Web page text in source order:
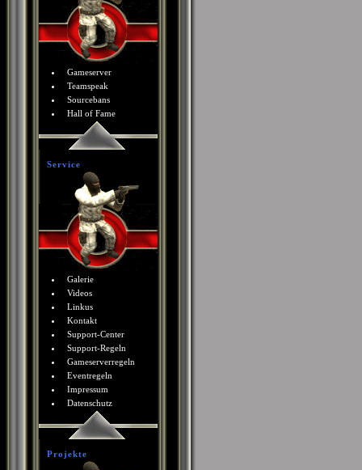
Gameserver
Teamspeak
Sourcebans
Hall of Fame
Service
Galerie
Videos
Linkus
Kontakt
Support-Center
Support-Regeln
Gameserverregeln
Eventregeln
Impressum
Datenschutz
Projekte